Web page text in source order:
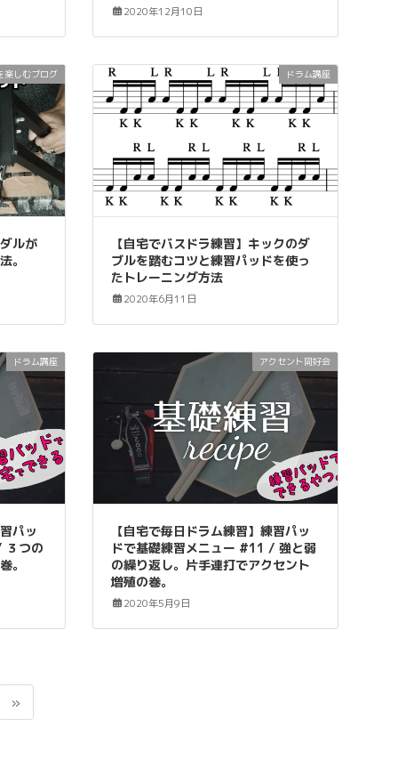
2020年12月10日
楽しむブログ
ルが
。
ドラム講座
【自宅でバスドラ練習】キックのダ
ブルを踏むコツと練習パッドを使っ
たトレーニング方法
2020年6月11日
ドラム講座
パッ
３つの
。
アクセント同好会
【自宅で毎日ドラム練習】練習パッ
ドで基礎練習メニュー #11 / 強と弱
の繰り返し。片手連打でアクセント
増殖の巻。
2020年5月9日
»